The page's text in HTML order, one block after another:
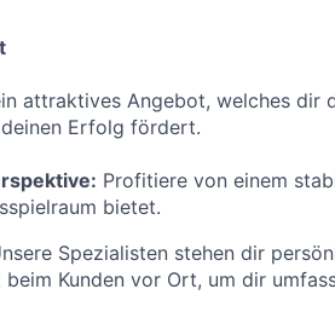
attraktives Angebot, welches dir
Erfolg fördert.
Profitiere von einem
bietet.
Spezialisten stehen dir
Kunden vor Ort, um dir